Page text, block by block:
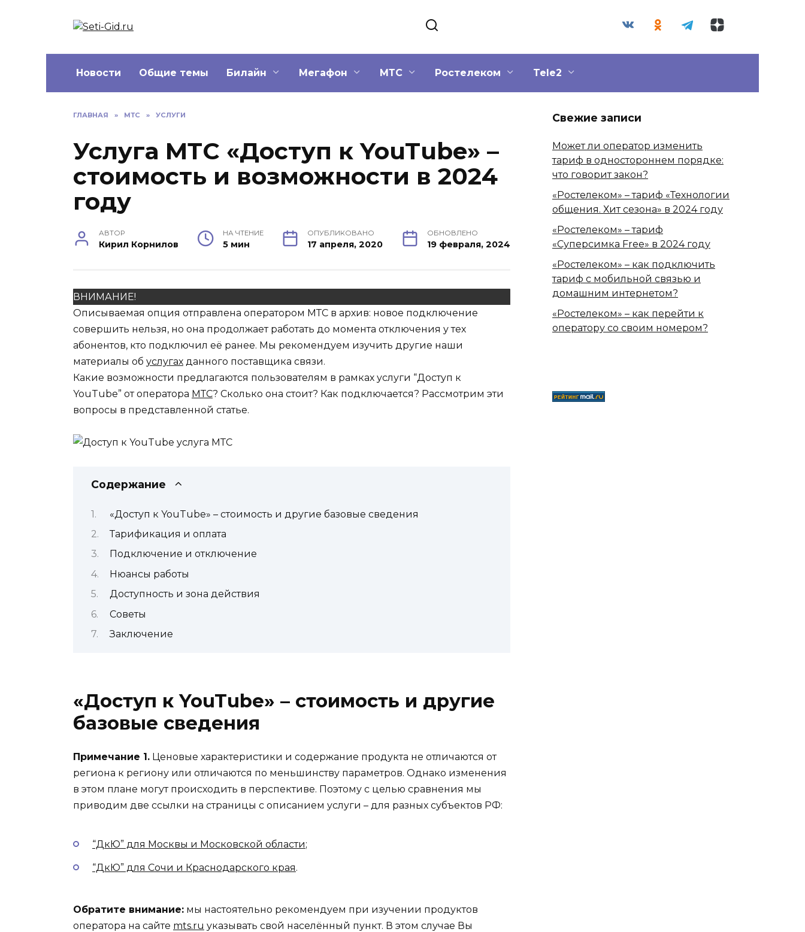
Новости Общие темы Билайн Мегафон МТС Ростелеком Tele2
ГЛАВНАЯ » МТС » УСЛУГИ
Услуга МТС «Доступ к YouTube» –
стоимость и возможности в 2024
году
АВТОР
Кирил Корнилов
НА ЧТЕНИЕ
5 мин
ОПУБЛИКОВАНО
17 апреля, 2020
ОБНОВЛЕНО
19 февраля, 2024
ВНИМАНИЕ!
Описываемая опция отправлена оператором МТС в архив: новое подключение
совершить нельзя, но она продолжает работать до момента отключения у тех
абонентов, кто подключил её ранее. Мы рекомендуем изучить другие наши
материалы об услугах данного поставщика связи.
Какие возможности предлагаются пользователям в рамках услуги “Доступ к
YouTube” от оператора МТС? Сколько она стоит? Как подключается? Рассмотрим эти
вопросы в представленной статье.
Содержание
«Доступ к YouTube» – стоимость и другие базовые сведения
Тарификация и оплата
Подключение и отключение
Нюансы работы
Доступность и зона действия
Советы
Заключение
«Доступ к YouTube» – стоимость и другие
базовые сведения
Примечание 1. Ценовые характеристики и содержание продукта не отличаются от
региона к региону или отличаются по меньшинству параметров. Однако изменения
в этом плане могут происходить в перспективе. Поэтому с целью сравнения мы
приводим две ссылки на страницы с описанием услуги – для разных субъектов РФ:
“ДкЮ” для Москвы и Московской области;
“ДкЮ” для Сочи и Краснодарского края.
Обратите внимание: мы настоятельно рекомендуем при изучении продуктов
оператора на сайте mts.ru указывать свой населённый пункт. В этом случае Вы
Свежие записи
Может ли оператор изменить
тариф в одностороннем порядке:
что говорит закон?
«Ростелеком» – тариф «Технологии
общения. Хит сезона» в 2024 году
«Ростелеком» – тариф
«Суперсимка Free» в 2024 году
«Ростелеком» – как подключить
тариф с мобильной связью и
домашним интернетом?
«Ростелеком» – как перейти к
оператору со своим номером?